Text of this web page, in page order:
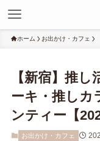
ホーム お出かけ・カフェ
【新宿】推
ーキ・推しカ
ンティー【
お出かけ・カフェ